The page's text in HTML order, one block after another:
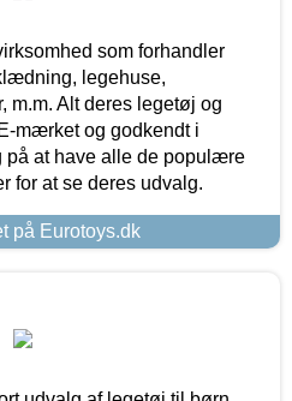
som forhandler
legehuse,
m.m. Alt deres legetøj og
mærket og godkendt i
på at have alle de populære
for at se deres udvalg.
på Eurotoys.dk